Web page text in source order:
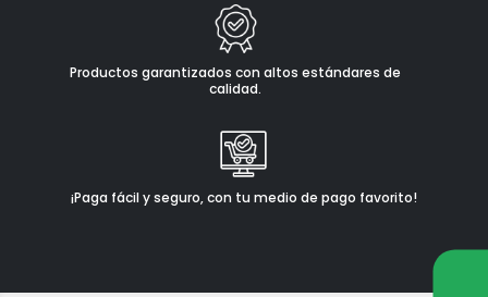
Productos garantizados con altos estándares de
calidad.
¡Paga fácil y seguro, con tu medio de pago favorito!